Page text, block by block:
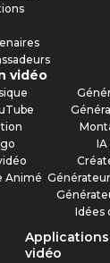
vidéo
Animé
Idées
vidéo